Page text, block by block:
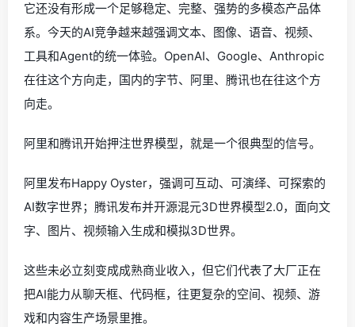
它还没有形成一个足够稳定、完整、强势的多模态产品体
系。今天的AI竞争越来越强调文本、图像、语音、视频、
工具和Agent的统一体验。OpenAI、Google、Anthropic
在往这个方向走，国内的字节、阿里、腾讯也在往这个方
向走。
阿里和腾讯开始押注世界模型，就是一个很典型的信号。
阿里发布Happy Oyster，强调可互动、可演绎、可探索的
AI数字世界；腾讯发布并开源混元3D世界模型2.0，面向文
字、图片、视频输入生成和模拟3D世界。
这些未必立刻变成成熟商业收入，但它们代表了大厂正在
把AI能力从聊天框、代码框，往更复杂的空间、视频、游
戏和内容生产场景里推。